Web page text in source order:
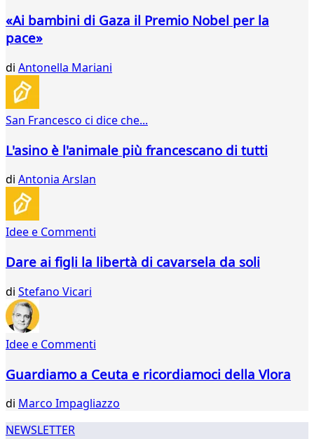
«Ai bambini di Gaza il Premio Nobel per la
pace»
di Antonella Mariani
San Francesco ci dice che...
L'asino è l'animale più francescano di tutti
di Antonia Arslan
Idee e Commenti
Dare ai figli la libertà di cavarsela da soli
di Stefano Vicari
Idee e Commenti
Guardiamo a Ceuta e ricordiamoci della Vlora
di Marco Impagliazzo
NEWSLETTER